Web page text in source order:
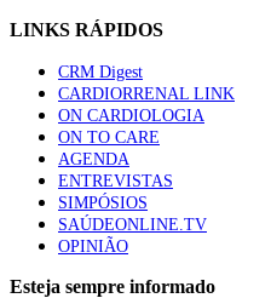
LINKS RÁPIDOS
CRM Digest
CARDIORRENAL LINK
ON CARDIOLOGIA
ON TO CARE
AGENDA
ENTREVISTAS
SIMPÓSIOS
SAÚDEONLINE.TV
OPINIÃO
Esteja sempre informado